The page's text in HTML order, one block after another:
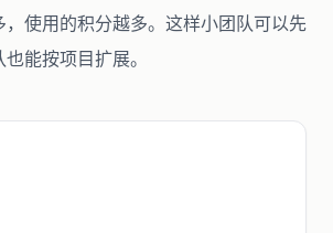
，使用的积分越多。这样小团队可以先
能按项目扩展。